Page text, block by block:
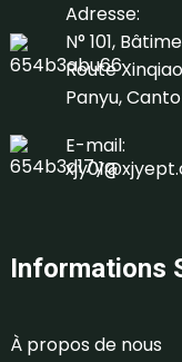
Adresse:
N° 101,
Route
Panyu,
E-mail:
Informations
À propos de nous